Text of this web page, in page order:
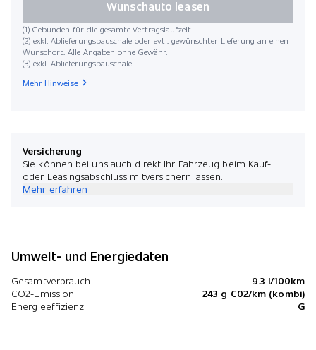
(1) Gebunden für die gesamte Vertragslaufzeit.
(2) exkl. Ablieferungspauschale oder evtl. gewünschter Lieferung an einen
Wunschort. Alle Angaben ohne Gewähr.
(3) exkl. Ablieferungspauschale
Wunschauto leasen
Mehr Hinweise
Versicherung
Sie können bei uns auch direkt Ihr Fahrzeug beim Kauf-
oder Leasingsabschluss mitversichern lassen.
Mehr erfahren
Umwelt- und Energiedaten
Gesamtverbrauch
9.3 l/100km
CO2-Emission
243 g C02/km (kombi)
Energieeffizienz
G